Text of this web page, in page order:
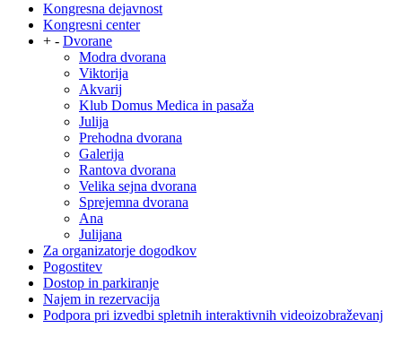
Kongresna dejavnost
Kongresni center
+ - Dvorane
Modra dvorana
Viktorija
Akvarij
Klub Domus Medica in pasaža
Julija
Prehodna dvorana
Galerija
Rantova dvorana
Velika sejna dvorana
Sprejemna dvorana
Ana
Julijana
Za organizatorje dogodkov
Pogostitev
Dostop in parkiranje
Najem in rezervacija
Podpora pri izvedbi spletnih interaktivnih videoizobraževanj